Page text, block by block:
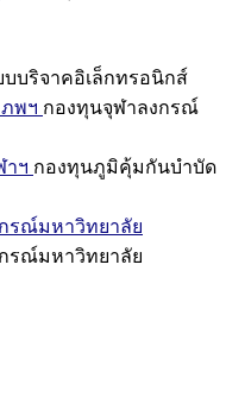
บบริจาคอิเล็กทรอนิกส์
พฯ กองทุนจุฬาลงกรณ์
าฯ กองทุนภูมิคุ้มกันบำบัด
รณ์มหาวิทยาลัย
รณ์มหาวิทยาลัย